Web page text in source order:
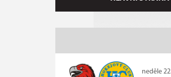
neděle